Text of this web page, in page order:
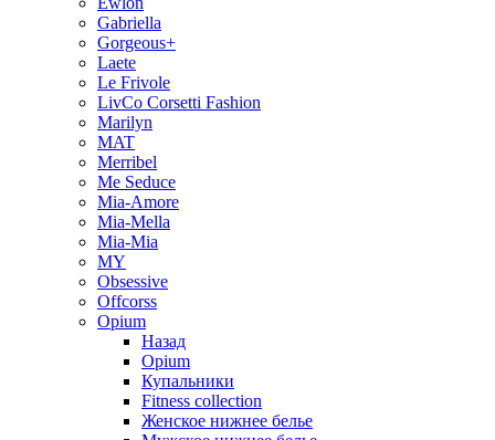
Gabriella
Gorgeous+
Laete
Le Frivole
LivCo Corsetti Fashion
Marilyn
MAT
Merribel
Me Seduce
Mia-Amore
Mia-Mella
Mia-Mia
MY
Obsessive
Offcorss
Opium
Назад
Opium
Купальники
Fitness collection
Женское нижнее белье